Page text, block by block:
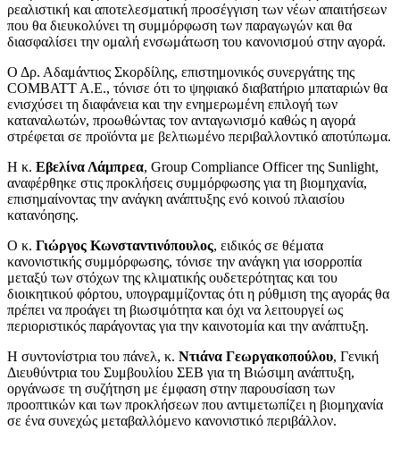
ρεαλιστική και αποτελεσματική προσέγγιση των νέων απαιτήσεων
που θα διευκολύνει τη συμμόρφωση των παραγωγών και θα
διασφαλίσει την ομαλή ενσωμάτωση του κανονισμού στην αγορά.
Ο Δρ. Αδαμάντιος Σκορδίλης, επιστημονικός συνεργάτης της
COMBATT A.E., τόνισε ότι το ψηφιακό διαβατήριο μπαταριών θα
ενισχύσει τη διαφάνεια και την ενημερωμένη επιλογή των
καταναλωτών, προωθώντας τον ανταγωνισμό καθώς η αγορά
στρέφεται σε προϊόντα με βελτιωμένο περιβαλλοντικό αποτύπωμα.
Η κ. Εβελίνα Λάμπρεα, Group Compliance Officer της Sunlight,
αναφέρθηκε στις προκλήσεις συμμόρφωσης για τη βιομηχανία,
επισημαίνοντας την ανάγκη ανάπτυξης ενό κοινού πλαισίου
κατανόησης.
Ο κ. Γιώργος Κωνσταντινόπουλος, ειδικός σε θέματα
κανονιστικής συμμόρφωσης, τόνισε την ανάγκη για ισορροπία
μεταξύ των στόχων της κλιματικής ουδετερότητας και του
διοικητικού φόρτου, υπογραμμίζοντας ότι η ρύθμιση της αγοράς θα
πρέπει να προάγει τη βιωσιμότητα και όχι να λειτουργεί ως
περιοριστικός παράγοντας για την καινοτομία και την ανάπτυξη.
Η συντονίστρια του πάνελ, κ. Ντιάνα Γεωργακοπούλου, Γενική
Διευθύντρια του Συμβουλίου ΣΕΒ για τη Βιώσιμη ανάπτυξη,
οργάνωσε τη συζήτηση με έμφαση στην παρουσίαση των
προοπτικών και των προκλήσεων που αντιμετωπίζει η βιομηχανία
σε ένα συνεχώς μεταβαλλόμενο κανονιστικό περιβάλλον.